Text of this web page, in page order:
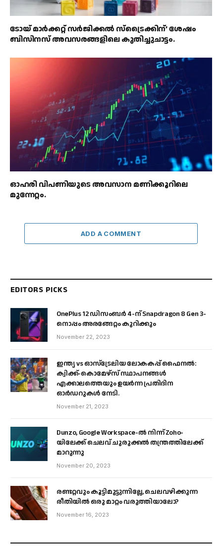
ടോയ് മാർക്കറ്റ് സർജിക്കൽ സ്ട്രൈക്കിന്’ ശേഷം
ബിസിനസ് അവസരങ്ങളിലെ കുതിച്ചുചാട്ടം.
ഓഹരി വിപണിയുടെ അവസാന മണിക്കൂറിലെ
മുന്നേറ്റം.
ADD A COMMENT
EDITORS PICKS
OnePlus 12 ഡിസംബർ 4-ന് Snapdragon 8 Gen 3-
നൊപ്പം അരങ്ങേറ്റം കുറിക്കും
November 22, 2023
ഇന്ത്യ vs ഓസ്‌ട്രേലിയ ലോകകപ്പ് ഫൈനൽ:
ക്വിക്ക്-കൊമേഴ്‌സ് സ്ഥാപനങ്ങൾ
എക്കാലത്തെയും ഉയർന്ന പ്രതിദിന
ഓർഡറുകൾ നേടി.
November 21, 2023
Dunzo, Google Workspace-ൽ നിന്ന് Zoho-
യിലേക്ക് ചെലവ് ചുരുക്കൽ തന്ത്രത്തിലേക്ക്
മാറുന്നു
November 20, 2023
രണ്ടറ്റവും കൂട്ടിമുട്ടുന്നില്ലേ, ചെലവഴിക്കുന്ന
രീതിയിൽ ഒരു മാറ്റം വരുത്തിയാലോ?
November 16, 2023